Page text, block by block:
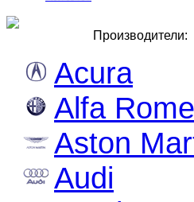
Производители:
Acura
Alfa
Aston
Audi